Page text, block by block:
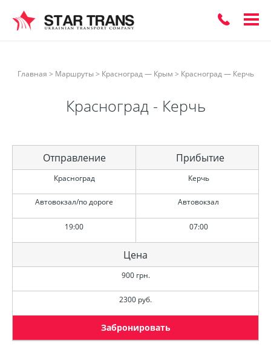
Главная > Маршруты> Красноград — Крым > Красноград — Керчь
Красноград - Керчь
Отправление
Красноград
Автовокзал/по дороге
19:00
Прибытие
Керчь
Автовокзал
07:00
Цена
900 грн.
2300 руб.
Забронировать